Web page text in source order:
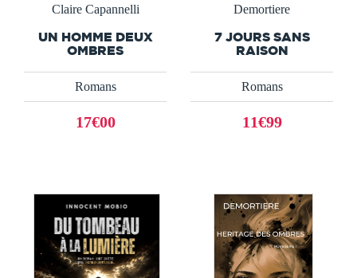
Claire Capannelli
UN HOMME DEUX
OMBRES
Romans
17€00
Demortiere
7 JOURS SANS
RAISON
Romans
11€99